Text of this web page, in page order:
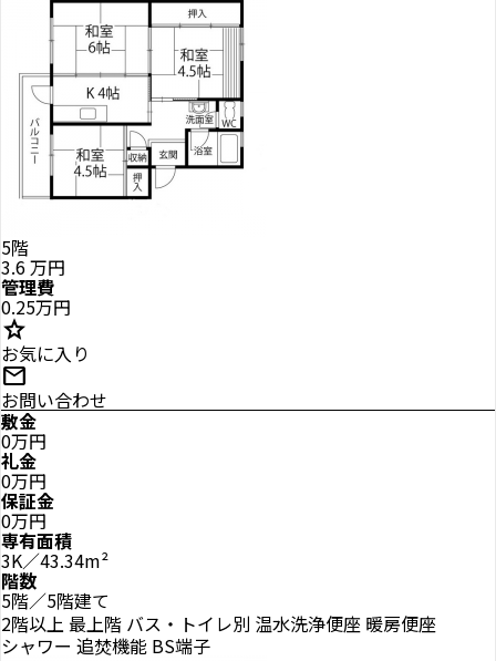
5階
3.6万円
管理費
0.25万円
star
お気に入り
mail
お問い合わせ
敷金
0万円
礼金
0万円
保証金
0万円
専有面積
3K／43.34m²
階数
5階／5階建て
2階以上 最上階 バス・トイレ別 温水洗浄便座 暖房便座
シャワー 追焚機能 BS端子